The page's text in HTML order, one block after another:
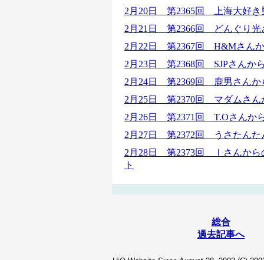
2月20日 第2365回
上海大好
2月21日 第2366回 どんぐり光
2月22日 第2367回 H&Mさん
2月23日 第2368回 SJPさんか
2月24日 第2369回
鹿男さん
2月25日 第2370回 マダムさん
2月26日 第2371回 T.Oさんか
2月27日 第2372回
うさたん
2月28日 第2373回
Ｉさんか
ト
総合
過去記事へ